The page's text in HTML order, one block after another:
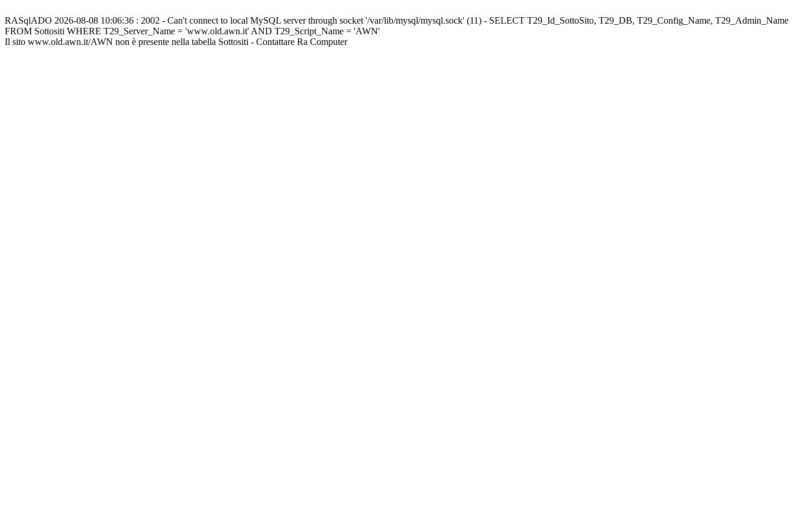
RASqlADO 2026-08-08 10:06:36 : 2002 - Can't connect to local MySQL server through socket '/var/lib/mysql/mysql.sock' (11) - SELECT T29_Id_SottoSito, T29_DB, T29_Config_Name, T29_Admin_Name
FROM Sottositi WHERE T29_Server_Name = 'www.old.awn.it' AND T29_Script_Name = 'AWN'
Il sito www.old.awn.it/AWN non è presente nella tabella Sottositi - Contattare Ra Computer